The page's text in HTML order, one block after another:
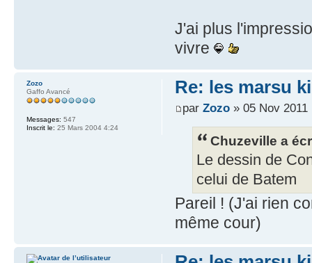
J'ai plus
vivre
Re: les marsu
par Zozo» 05 Nov 2011
Chuzeville a
Le dessin de
celui de Batem
Pareil ! (J'ai rien
même cour)
Zozo
Gaffo Avancé
Messages: 547
Inscrit le: 25 Mars 2004 4:24